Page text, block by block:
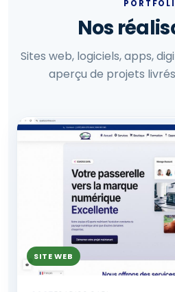
Nos
Sites web, logiciels, apps,
aperçu de projets
SITE WEB